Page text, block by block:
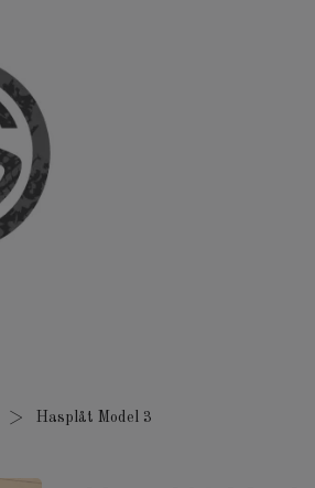
Hasplåt Model 3